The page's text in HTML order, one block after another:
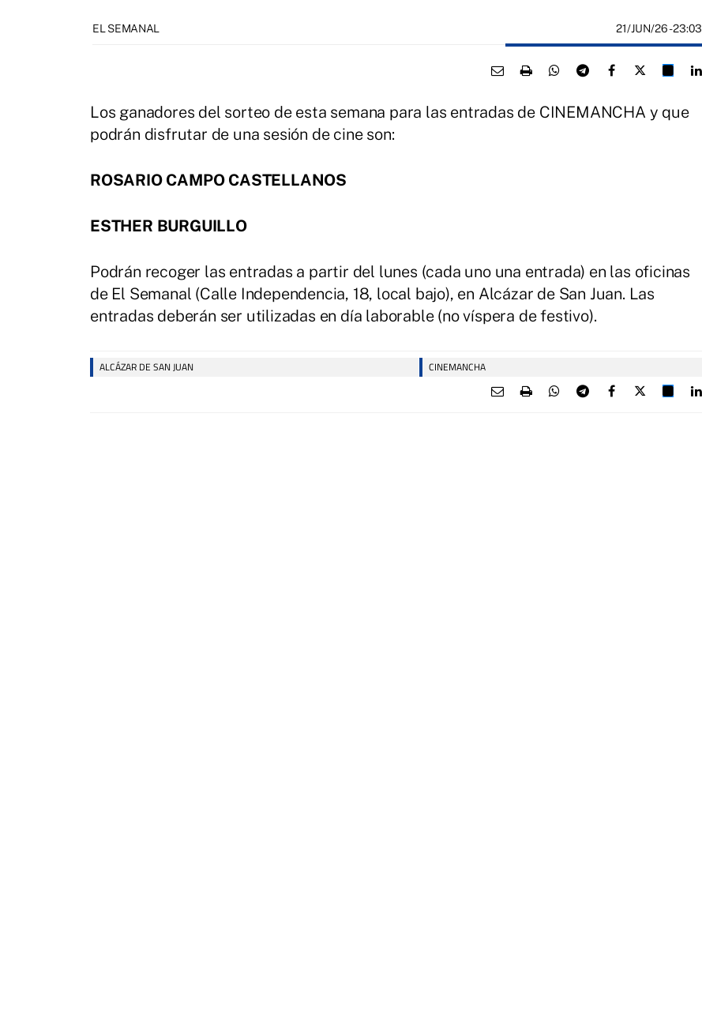
EL SEMANAL 21/JUN/26- 23:03
Los ganadores del sorteo de esta semana para las entradas de CINEMANCHA y que
podrán disfrutar de una sesión de cine son:
ROSARIO CAMPO CASTELLANOS
ESTHER BURGUILLO
Podrán recoger las entradas a partir del lunes (cada uno una entrada) en las oficinas
de El Semanal (Calle Independencia, 18, local bajo), en Alcázar de San Juan. Las
entradas deberán ser utilizadas en día laborable (no víspera de festivo).
ALCÁZAR DE SAN JUAN CINEMANCHA